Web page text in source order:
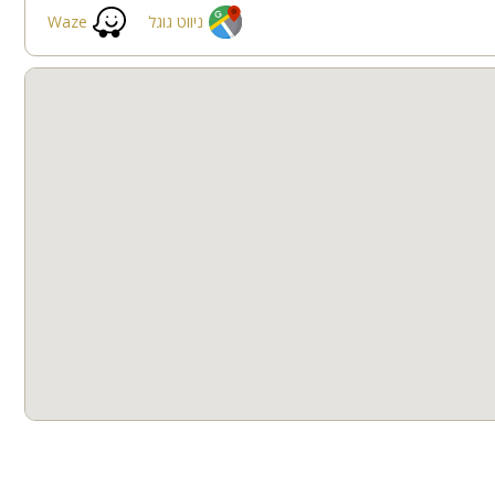
גינה
בריכה מקורה סאונה
Waze ניווט גוגל